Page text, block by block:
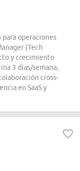
para operaciones
(Tech
y crecimiento
3 días/semana,
cross-
en SaaS y